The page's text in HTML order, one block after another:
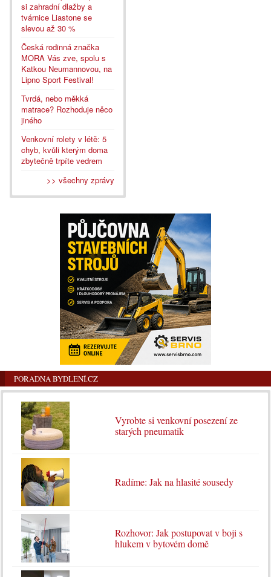
si zahradní dlažby a
tvárnice Liastone se
slevou až 30 %
Česká rodinná značka
MORA Vás zve, spolu s
Katkou Neumannovou, na
Lipno Sport Festival!
Tvrdá, nebo měkká
matrace? Rozhoduje něco
jiného
Venkovní rolety v létě: 5
chyb, kvůli kterým doma
zbytečně trpíte vedrem
>> všechny zprávy
PORADNA BYDLENÍ.CZ
Vyrobte si venkovní posezení ze
starých pneumatik
Radíme: Jak na hlasité sousedy
Rozhovor: Jak postupovat v boji s
hlukem v bytovém domě